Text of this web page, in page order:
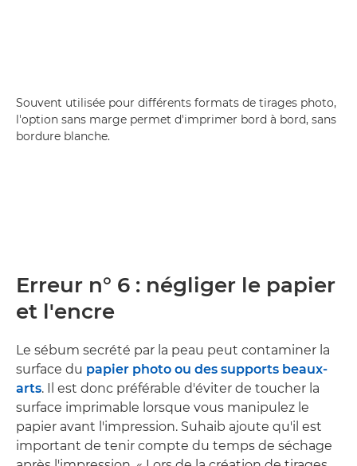
Souvent utilisée pour différents formats de tirages photo,
l'option sans marge permet d'imprimer bord à bord, sans
bordure blanche.
Erreur n° 6 : négliger le papier
et l'encre
Le sébum secrété par la peau peut contaminer la
surface du papier photo ou des supports beaux-
arts. Il est donc préférable d'éviter de toucher la
surface imprimable lorsque vous manipulez le
papier avant l'impression. Suhaib ajoute qu'il est
important de tenir compte du temps de séchage